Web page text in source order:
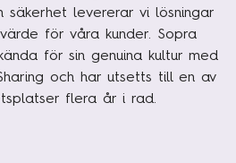
säkerhet levererar vi lösningar
för våra kunder. Sopra
för sin genuina kultur med
och har utsetts till en av
flera år i rad.